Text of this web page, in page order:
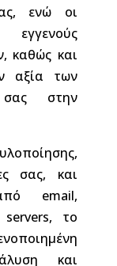
ενώ οι
εγγενούς
καθώς και
αξία των
σας στην
σας, και
email,
το
και